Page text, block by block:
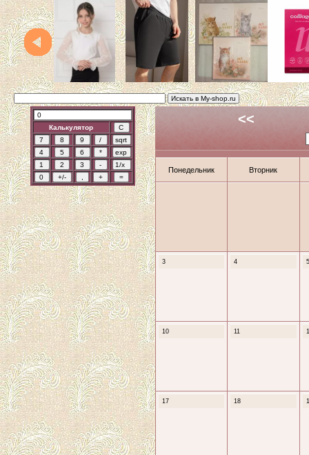
Калькулятор
<<
Понедельник Вторник
3 4 5
10 11
17 18